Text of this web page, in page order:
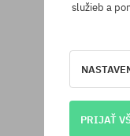
služieb a
PRIJAŤ